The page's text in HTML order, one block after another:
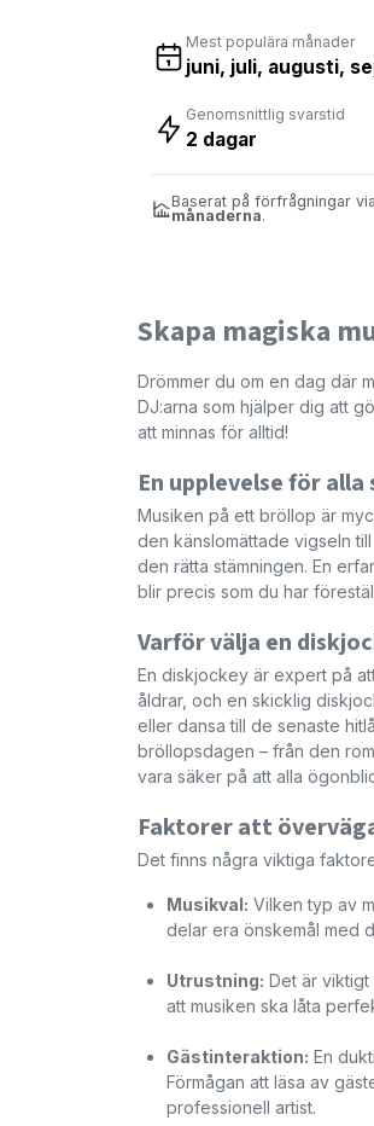
Mest populära månader
juni, juli, augusti,
Genomsnittlig svarstid
2 dagar
Baserat på förfrågningar
månaderna.
Skapa magiska
Drömmer du om en dag där
DJ:arna som hjälper dig att
att minnas för alltid!
En upplevelse för alla
Musiken på ett bröllop är
den känslomättade vigseln
den rätta stämningen. En
blir precis som du har
Varför välja en
En diskjockey är expert på
åldrar, och en skicklig
eller dansa till de senaste
bröllopsdagen – från den
vara säker på att alla
Faktorer att
Det finns några viktiga
Musikval: Vilken typ av
delar era önskemål med
Utrustning: Det är viktigt
att musiken ska låta
Gästinteraktion: En
Förmågan att läsa av
professionell artist.